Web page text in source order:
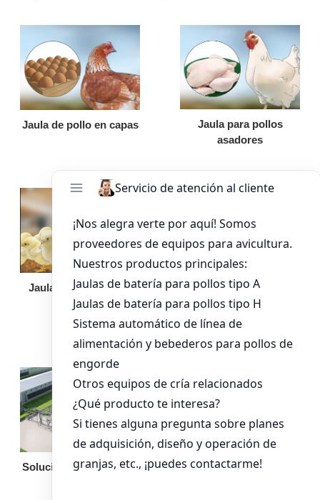
Jaula de pollo en capas
Jaula para pollos
asadores
Jaula de pollo pollita
Bandeja de
alimentación para
pollos de engorde
Solución llave en mano Otro equipo